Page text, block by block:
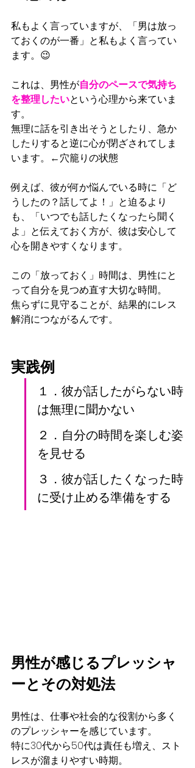
私もよく言っていますが、
「男は放っ
ておくのが一番」と私もよく言ってい
ます。😉
これは、男性が自分のペースで気持ち
を整理したいという心理から来ていま
す。
無理に話を引き出そうとしたり、急か
したりすると逆に心が閉ざされてしま
います。←穴籠りの状態
例えば、彼が何か悩んでいる時に「ど
うしたの？話してよ！」と迫るより
も、「いつでも話したくなったら聞く
よ」と伝えておく方が、彼は安心して
心を開きやすくなります。
この「放っておく」時間は、男性にと
って自分を見つめ直す大切な時間。
焦らずに見守ることが、結果的にレス
解消につながるんです。
実践例
１．彼が話したがらない時
は無理に聞かない
２．自分の時間を楽しむ姿
を見せる
３．彼が話したくなった時
に受け止める準備をする
男性が感じるプレッシャ
ーとその対処法
男性は、仕事や社会的な役割から多く
のプレッシャーを感じています。
特に30代から50代は責任も増え、スト
レスが溜まりやすい時期。